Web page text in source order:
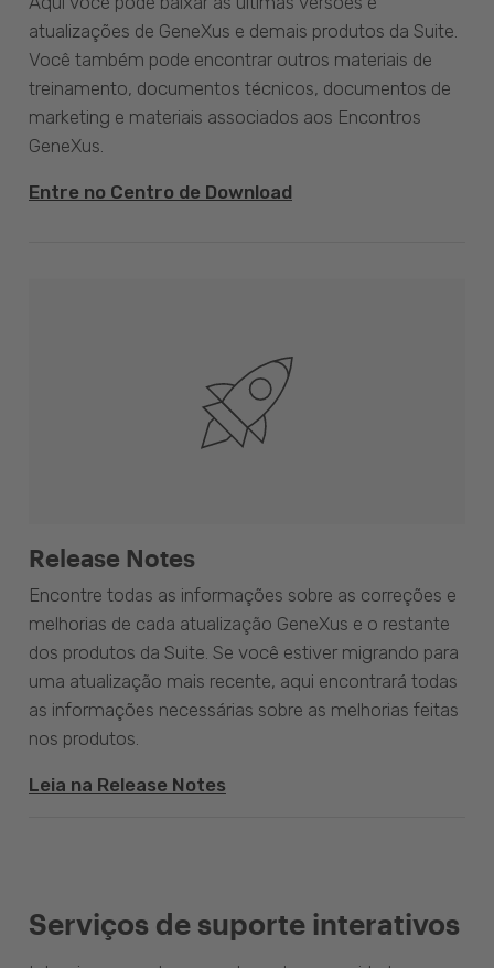
atualizações de GeneXus e demais produtos da Suite.
Você também pode encontrar outros materiais de
treinamento, documentos técnicos, documentos de
marketing e materiais associados aos Encontros
GeneXus.
Entre no Centro de Download
Release Notes
Encontre todas as informações sobre as correções e
melhorias de cada atualização GeneXus e o restante
dos produtos da Suite. Se você estiver migrando para
uma atualização mais recente, aqui encontrará todas
as informações necessárias sobre as melhorias feitas
nos produtos.
Leia na Release Notes
Serviços de suporte interativos